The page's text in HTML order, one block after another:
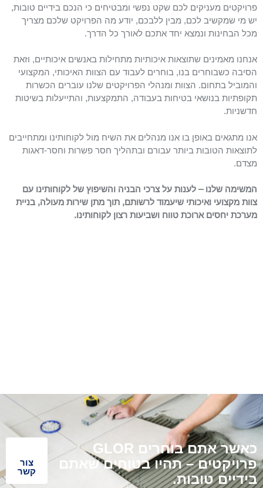
פרויקטים מעניקים לכם שקט נפשי ומבטיחים כי הנכם בידיים טובות,
יש מי שמקשיב לכם, מבין ללבכם, יודע מה הפרויקט שלכם מצריך
מכל הבחינות ונמצא יחד אתכם לאורך כל הדרך.
אנחנו מאמינים שתוצאות איכותיות מתחילות באנשים איכותיים, וזאת
הסיבה כשבוחרים בנו, בוחרים לעבוד עם הצוות האיכותי, המקצועי
והמוביל בתחום. הצוות ומנהלי הפרויקטים שלנו עוברים הכשרות
תקופתיות בנושאי בטיחות בעבודה, התמקצעות, והתייעלות בשיטות
חדשניות.
אנו מתגאים באופן בו אנו מנהלים את השיח מול לקוחותינו ומתחייבים
לתוצאות הטובות ביותר עבורם ובתהליך חסר פשרות וחסר-דאגות
מצדם.
המשימה שלנו – לענות על צרכי הבניה והשיפוץ של לקוחותינו עם
צוות מקצועי ואיכותי שיעמוד לרשותם, תוך מתן שירות מעולה, בניית
מערכת יחסים ארוכת טווח ושביעות רצון לקוחותינו.
כאשר אתם בוחרים GLOR
פרויקטים – תהיו בטוחים שאתם
בידיים טובות.
צור
קשר